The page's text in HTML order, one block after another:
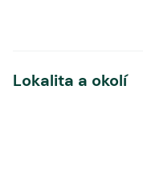
Lokalita a okolí